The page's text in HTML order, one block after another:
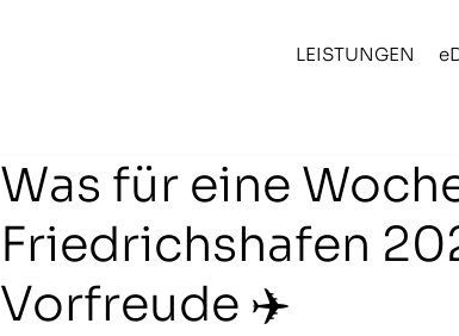
LEISTUNGEN
Was für eine
Friedrichshafen
Vorfreude ✈️